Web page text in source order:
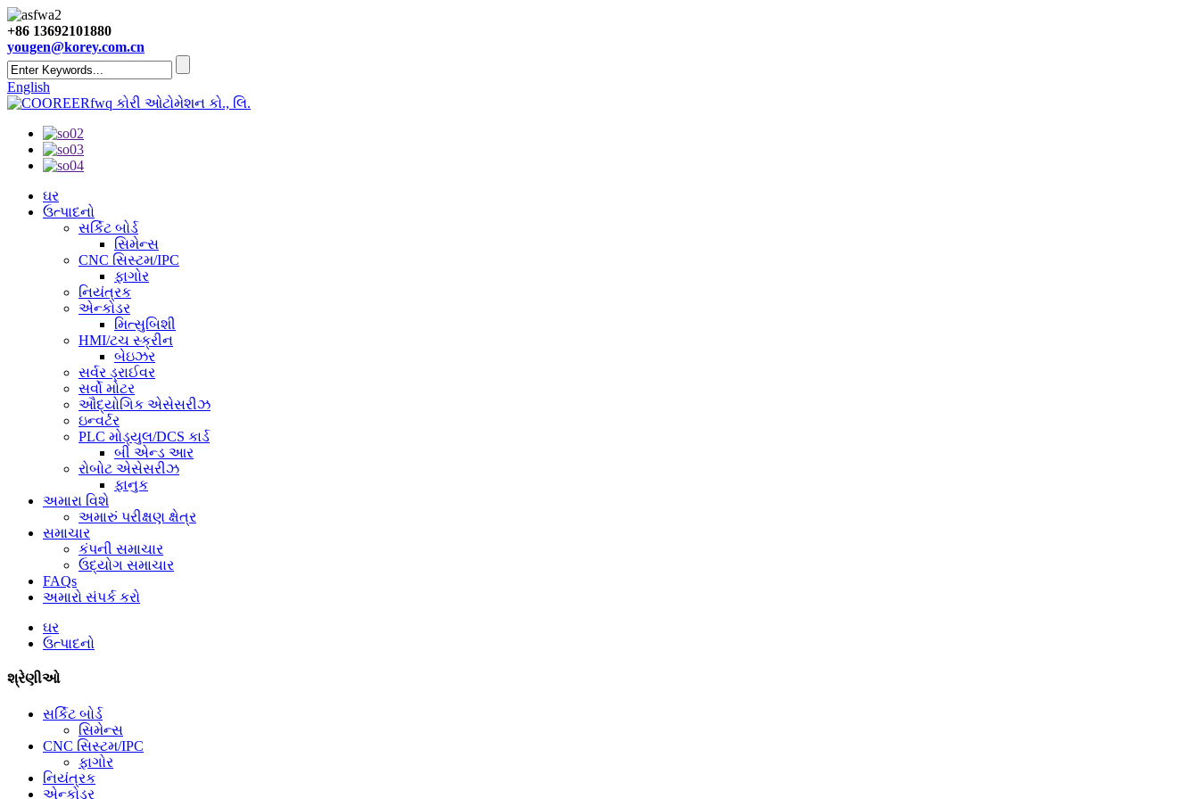
+86 13692101880
yougen@korey.com.cn
English
કોરી ઓટોમેશન કો., લિ.
ઘર
ઉત્પાદનો
સર્કિટ બોર્ડ
સિમેન્સ
CNC સિસ્ટમ/IPC
ફાગોર
નિયંત્રક
એન્કોડર
મિત્સુબિશી
HMI/ટચ સ્ક્રીન
બેઇઝર
સર્વર ડ્રાઈવર
સર્વો મોટર
ઔદ્યોગિક એસેસરીઝ
ઇન્વર્ટર
PLC મોડ્યુલ/DCS કાર્ડ
બી એન્ડ આર
રોબોટ એસેસરીઝ
ફાનુક
અમારા વિશે
અમારું પરીક્ષણ ક્ષેત્ર
સમાચાર
કંપની સમાચાર
ઉદ્યોગ સમાચાર
FAQs
અમારો સંપર્ક કરો
ઘર
ઉત્પાદનો
શ્રેણીઓ
સર્કિટ બોર્ડ
સિમેન્સ
CNC સિસ્ટમ/IPC
ફાગોર
નિયંત્રક
એન્કોડર